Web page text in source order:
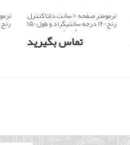
ترمومتر صفحه 10 سانت دلتا کنترل
رنج 160 درجه سانتیگراد و طول 150
میلی متر
تماس بگیرید